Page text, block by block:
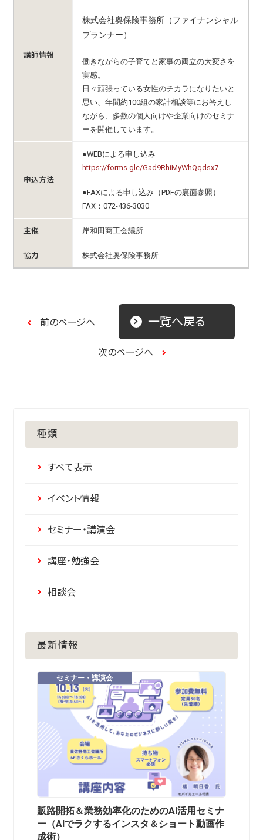
講師情報
株式会社奥保険事務所（ファイナンシャル
プランナー）
働きながらの子育てと家事の両立の大変さを
実感。
日々頑張っている女性のチカラになりたいと
思い、年間約100組の家計相談等にお答えし
ながら、多数の個人向けや企業向けのセミナ
ーを開催しています。
申込方法
●WEBによる申し込み
https://forms.gle/Gad9RhiMyWhQqdsx7
●FAXによる申し込み（PDFの裏面参照）
FAX：072-436-3030
主催 岸和田商工会議所
協力 株式会社奥保険事務所
前のページへ 一覧へ戻る
次のページへ
種類
すべて表示
イベント情報
セミナー・講演会
講座・勉強会
相談会
最新情報
セミナー・講演会
販路開拓＆業務効率化のためのAI活用セミナ
ー（AIでラクするインスタ＆ショート動画作
成術）